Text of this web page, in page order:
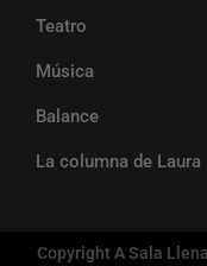
Teatro
Música
Balance
La columna de Laura
Copyright A Sala